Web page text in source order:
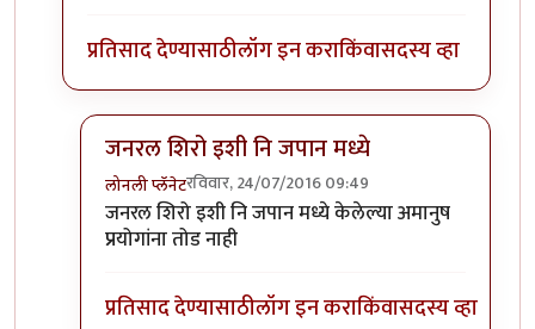
प्रतिसाद देण्यासाठीलॉग इन कराकिंवासदस्य व्हा
जनरल शिरो इशी नि जपान मध्ये
लोनली प्लॅनेटरविवार, 24/07/2016 09:49
In reply toदुसर्‍या महायुद्धातbyस्पार्टाकस
जनरल शिरो इशी नि जपान मध्ये केलेल्या अमानुष
प्रयोगांना तोड नाही
प्रतिसाद देण्यासाठीलॉग इन कराकिंवासदस्य व्हा